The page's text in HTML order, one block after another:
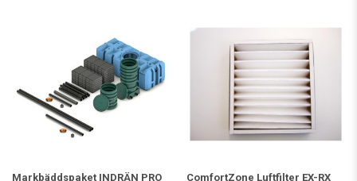
Markbäddspaket INDRÄN PRO ComfortZone Luftfilter EX-RX